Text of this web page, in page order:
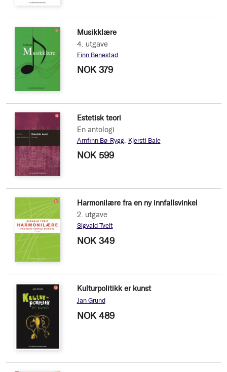
Musikklære
4. utgave
Finn Benestad
NOK 379
Estetisk teori
En antologi
Arnfinn Bø-Rygg Kjersti Bale
NOK 599
Harmonilære fra en ny innfallsvinkel
2. utgave
Sigvald Tveit
NOK 349
Kulturpolitikk er kunst
Jan Grund
NOK 489